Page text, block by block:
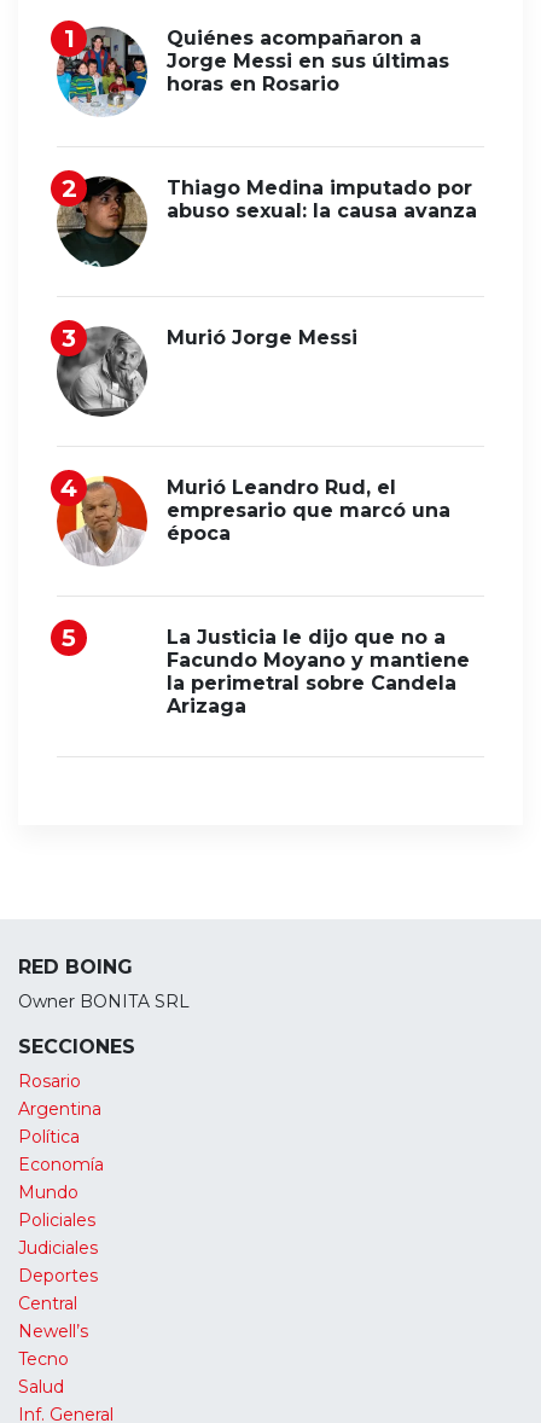
Quiénes acompañaron a
Jorge Messi en sus últimas
horas en Rosario
Thiago Medina imputado por
abuso sexual: la causa avanza
Murió Jorge Messi
Murió Leandro Rud, el
empresario que marcó una
época
La Justicia le dijo que no a
Facundo Moyano y mantiene
la perimetral sobre Candela
Arizaga
RED BOING
Owner BONITA SRL
SECCIONES
Rosario
Argentina
Política
Economía
Mundo
Policiales
Judiciales
Deportes
Central
Newell’s
Tecno
Salud
Inf. General